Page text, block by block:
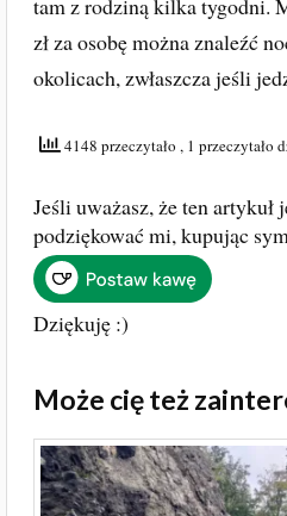
zł za osobę można znaleźć
okolicach, zwłaszcza jeśli
4148 przeczytało , 1 przeczytało
Jeśli uważasz, że ten artykuł
podziękować mi, kupując
Dziękuję :)
Może cię też